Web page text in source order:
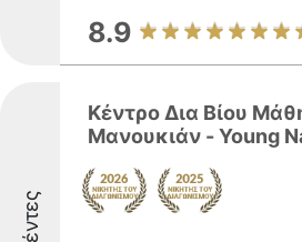
8.9
Κέντρο Δια Βίου
Μανουκιάν - Young